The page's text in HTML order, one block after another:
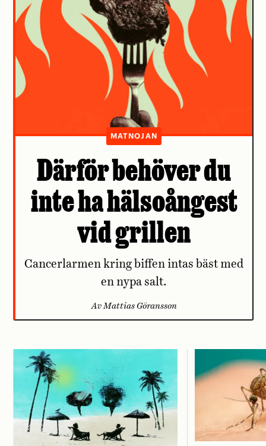
MATNOJAN
Därför behöver du
inte ha hälsoångest
vid grillen
Cancerlarmen kring biffen intas bäst med
en nypa salt.
Av Mattias Göransson